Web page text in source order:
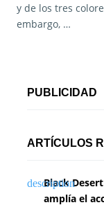
y de los tres
embargo, …
PUBLICIDAD
ARTÍCULOS
Black
amplía el